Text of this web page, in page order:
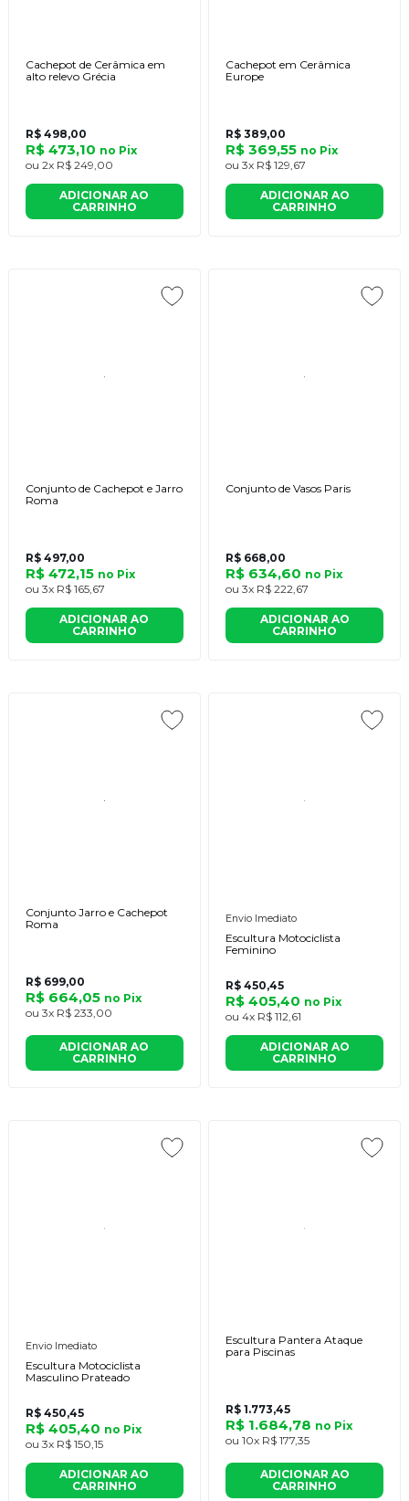
Cachepot de Cerâmica em
alto relevo Grécia
R$ 498,00
R$ 473,10 no Pix
ou 2x R$ 249,00
ADICIONAR AO
CARRINHO
Cachepot em Cerâmica
Europe
R$ 389,00
R$ 369,55 no Pix
ou 3x R$ 129,67
ADICIONAR AO
CARRINHO
Conjunto de Cachepot e Jarro
Roma
R$ 497,00
R$ 472,15 no Pix
ou 3x R$ 165,67
ADICIONAR AO
CARRINHO
Conjunto de Vasos Paris
R$ 668,00
R$ 634,60 no Pix
ou 3x R$ 222,67
ADICIONAR AO
CARRINHO
Conjunto Jarro e Cachepot
Roma
R$ 699,00
R$ 664,05 no Pix
ou 3x R$ 233,00
ADICIONAR AO
CARRINHO
Envio Imediato
Escultura Motociclista
Feminino
R$ 450,45
R$ 405,40 no Pix
ou 4x R$ 112,61
ADICIONAR AO
CARRINHO
Envio Imediato
Escultura Motociclista
Masculino Prateado
R$ 450,45
R$ 405,40 no Pix
ou 3x R$ 150,15
ADICIONAR AO
CARRINHO
Escultura Pantera Ataque
para Piscinas
R$ 1.773,45
R$ 1.684,78 no Pix
ou 10x R$ 177,35
ADICIONAR AO
CARRINHO